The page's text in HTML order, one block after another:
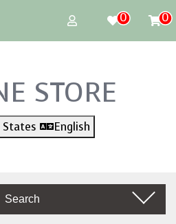
0 0
STORE
English
Search